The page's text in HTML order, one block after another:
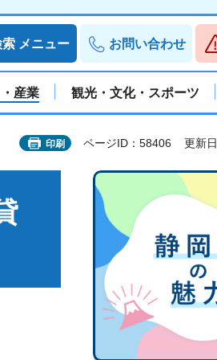
索 メニュー お問い合わせ
産業 観光・文化・スポーツ
印刷 ページID：58406 更新